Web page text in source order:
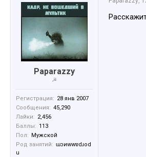
Paparazzy
☭
Регистрация: 28 янв 2007
Сообщения: 45,290
Лайки: 2,456
Баллы: 113
Пол:
Мужской
Род занятий: ɯɔиwwɐdɹоd
u